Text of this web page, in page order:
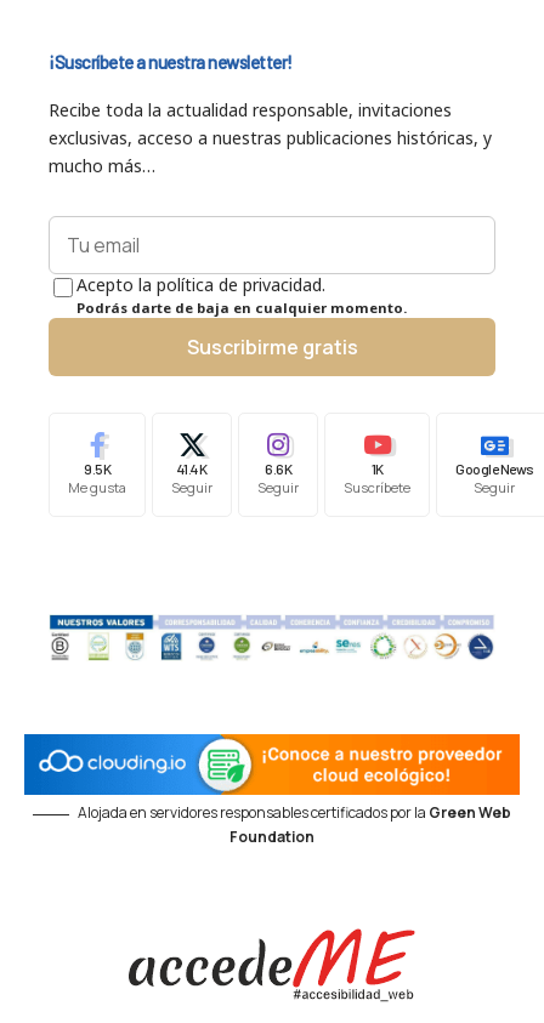
¡Suscríbete a nuestra newsletter!
Recibe toda la actualidad responsable, invitaciones
exclusivas, acceso a nuestras publicaciones históricas, y
mucho más…
Acepto la política de privacidad.
Podrás darte de baja en cualquier momento.
Suscribirme gratis
9.5K
Me gusta
41.4K
Seguir
6.6K
Seguir
1K
Suscríbete
Google News
Seguir
Alojada en servidores responsables certificados por la Green Web
Foundation